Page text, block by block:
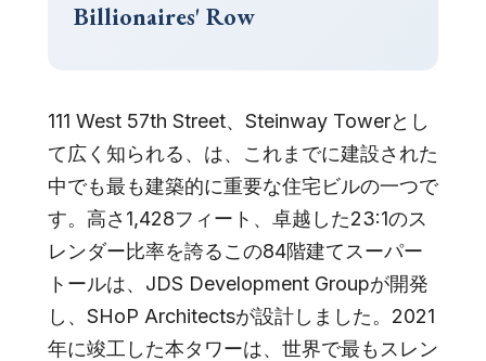
Billionaires' Row
111 West 57th Street、Steinway Towerとし
て広く知られる、は、これまでに建設された
中でも最も建築的に重要な住宅ビルの一つで
す。高さ1,428フィート、卓越した23:1のス
レンダー比率を誇るこの84階建てスーパー
トールは、JDS Development Groupが開発
し、SHoP Architectsが設計しました。2021
年に竣工した本タワーは、世界で最もスレン